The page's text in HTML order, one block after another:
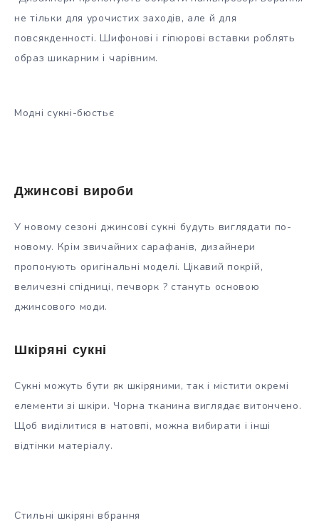
не тільки для урочистих заходів, але й для
повсякденності. Шифонові і гіпюрові вставки роблять
образ шикарним і чарівним.
Модні сукні-бюстьє
Джинсові вироби
У новому сезоні джинсові сукні будуть виглядати по-
новому. Крім звичайних сарафанів, дизайнери
пропонують оригінальні моделі. Цікавий покрій,
величезні спідниці, печворк ? стануть основою
джинсового моди.
Шкіряні сукні
Сукні можуть бути як шкіряними, так і містити окремі
елементи зі шкіри. Чорна тканина виглядає витончено.
Щоб виділитися в натовпі, можна вибирати і інші
відтінки матеріалу.
Стильні шкіряні вбрання